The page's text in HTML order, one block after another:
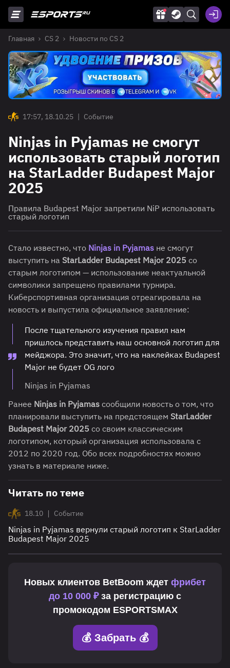
Главная CS 2 Новости по CS 2
17:57, 18.10.25 | Событие
Ninjas in Pyjamas не смогут
использовать старый логотип
на StarLadder Budapest Major
2025
Правила Budapest Major запретили NiP использовать
старый логотип
Стало известно, что Ninjas in Pyjamas не смогут
выступить на StarLadder Budapest Major 2025 со
старым логотипом — использование неактуальной
символики запрещено правилами турнира.
Киберспортивная организация отреагировала на
новость и выпустила официальное заявление:
После тщательного изучения правил нам
пришлось представить наш основной логотип для
мейджора. Это значит, что на наклейках Budapest
Major не будет OG лого
Ninjas in Pyjamas
Ранее Ninjas in Pyjamas сообщили новость о том, что
планировали выступить на предстоящем StarLadder
Budapest Major 2025 со своим классическим
логотипом, который организация использовала с
2012 по 2020 год. Обо всех подробностях можно
узнать в материале ниже.
Читать по теме
18.10 | Событие
Ninjas in Pyjamas вернули старый логотип к StarLadder
Budapest Major 2025
Новых клиентов BetBoom ждет фрибет
до 10 000 ₽за регистрацию с
промокодом ESPORTSMAX
💰 Забрать 💰